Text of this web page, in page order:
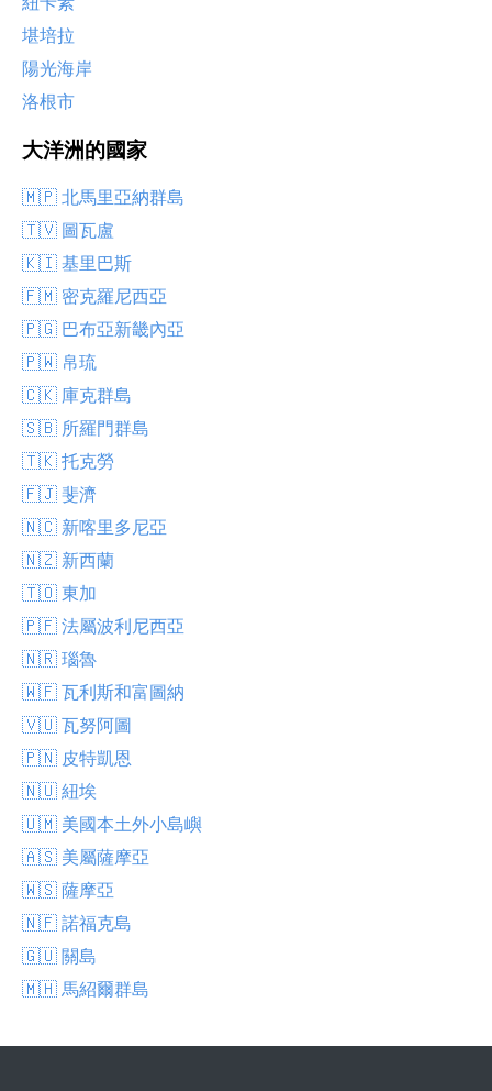
堪培拉
陽光海岸
洛根市
大洋洲的國家
🇲🇵 北馬里亞納群島
🇹🇻 圖瓦盧
🇰🇮 基里巴斯
🇫🇲 密克羅尼西亞
🇵🇬 巴布亞新畿內亞
🇵🇼 帛琉
🇨🇰 庫克群島
🇸🇧 所羅門群島
🇹🇰 托克勞
🇫🇯 斐濟
🇳🇨 新喀里多尼亞
🇳🇿 新西蘭
🇹🇴 東加
🇵🇫 法屬波利尼西亞
🇳🇷 瑙魯
🇼🇫 瓦利斯和富圖納
🇻🇺 瓦努阿圖
🇵🇳 皮特凱恩
🇳🇺 紐埃
🇺🇲 美國本土外小島嶼
🇦🇸 美屬薩摩亞
🇼🇸 薩摩亞
🇳🇫 諾福克島
🇬🇺 關島
🇲🇭 馬紹爾群島